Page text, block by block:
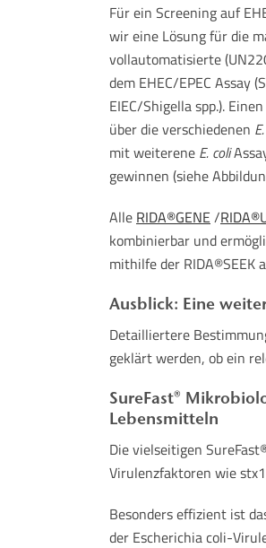
Für ein Screening auf
wir eine Lösung für die
vollautomatisierte
dem EHEC/EPEC Assay
EIEC/Shigella spp.).
über die verschiedenen
mit weiterene E. coli
gewinnen (siehe
Alle RIDA®GENE /
kombinierbar und
mithilfe der
Ausblick: Eine
Detailliertere
geklärt werden, ob ein
SureFast®
Lebensmitteln
Die vielseitigen
Virulenzfaktoren wie
Besonders effizient ist
der Escherichia coli-